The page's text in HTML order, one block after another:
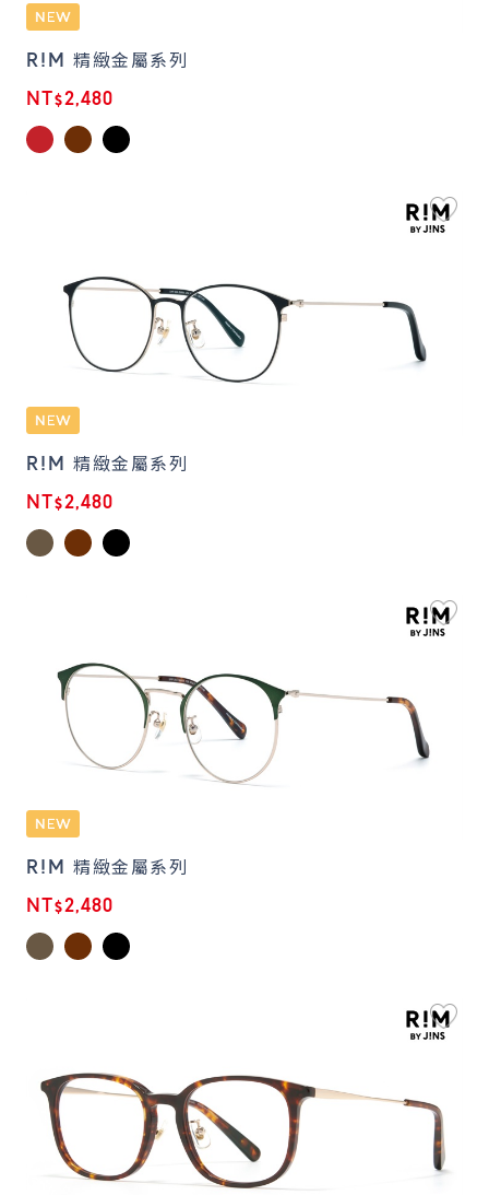
R!M 精緻金屬系列
NT$2,480
R!M 精緻金屬系列
NT$2,480
R!M 精緻金屬系列
NT$2,480